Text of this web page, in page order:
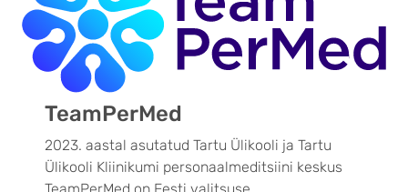
TeamPerMed
2023. aastal asutatud Tartu Ülikooli ja Tartu
Ülikooli Kliinikumi personaalmeditsiini keskus